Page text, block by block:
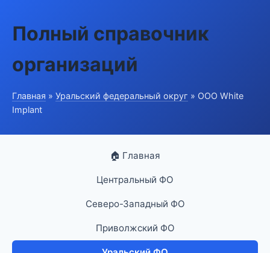
Полный справочник
организаций
Главная » Уральский федеральный округ » ООО White
Implant
🏠 Главная
Центральный ФО
Северо-Западный ФО
Приволжский ФО